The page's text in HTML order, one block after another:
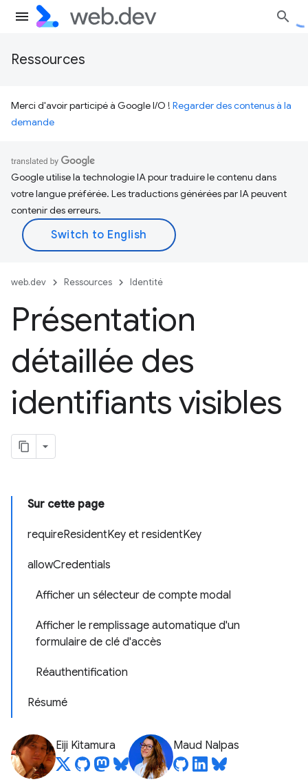
Ressources
Merci d'avoir participé à Google I/O ! Regarder des contenus à la
demande
Google utilise la technologie IA pour traduire le contenu dans
votre langue préférée. Les traductions générées par IA peuvent
contenir des erreurs.
web.dev Ressources Identité
Présentation
détaillée des
identifiants visibles
Sur cette page
requireResidentKey et residentKey
allowCredentials
Afficher un sélecteur de compte modal
Afficher le remplissage automatique d'un
formulaire de clé d'accès
Réauthentification
Résumé
Eiji Kitamura Maud Nalpas